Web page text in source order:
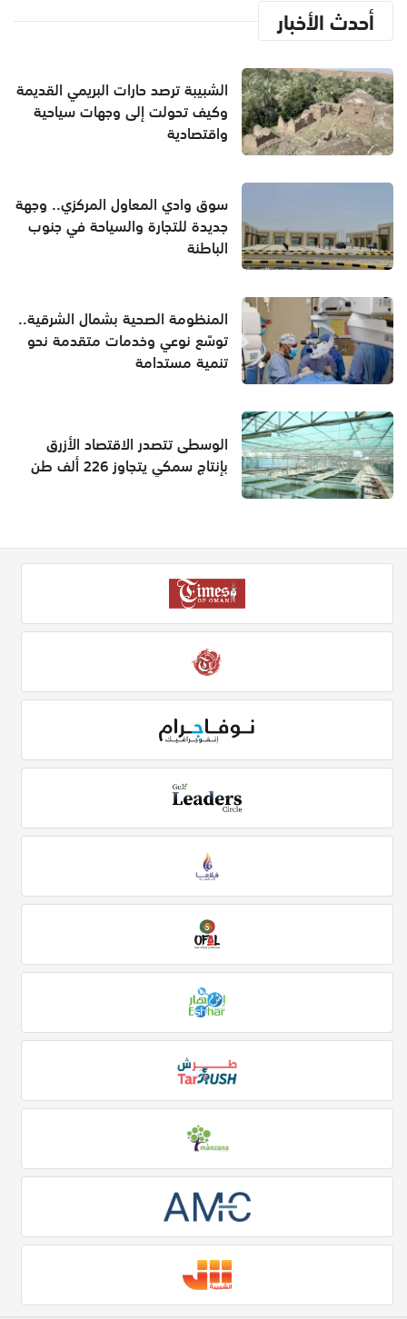
أحدث الأخبار
الشبيبة ترصد حارات البريمي القديمة
وكيف تحولت إلى وجهات سياحية
واقتصادية
سوق وادي المعاول المركزي.. وجهة
جديدة للتجارة والسياحة في جنوب
الباطنة
المنظومة الصحية بشمال الشرقية..
توسّع نوعي وخدمات متقدمة نحو
تنمية مستدامة
الوسطى تتصدر الاقتصاد الأزرق
بإنتاج سمكي يتجاوز 226 ألف طن